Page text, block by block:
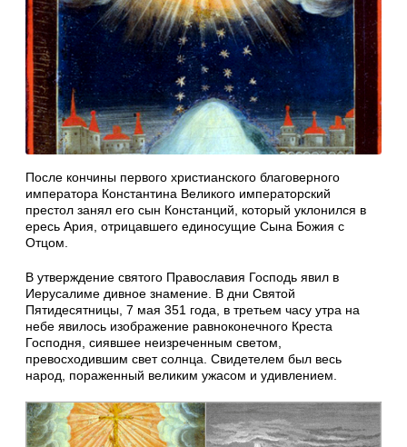
После кончины первого христианского благоверного
императора Константина Великого императорский
престол занял его сын Констанций, который уклонился в
ересь Ария, отрицавшего единосущие Сына Божия с
Отцом.
В утверждение святого Православия Господь явил в
Иерусалиме дивное знамение. В дни Святой
Пятидесятницы, 7 мая 351 года, в третьем часу утра на
небе явилось изображение равноконечного Креста
Господня, сиявшее неизреченным светом,
превосходившим свет солнца. Свидетелем был весь
народ, пораженный великим ужасом и удивлением.